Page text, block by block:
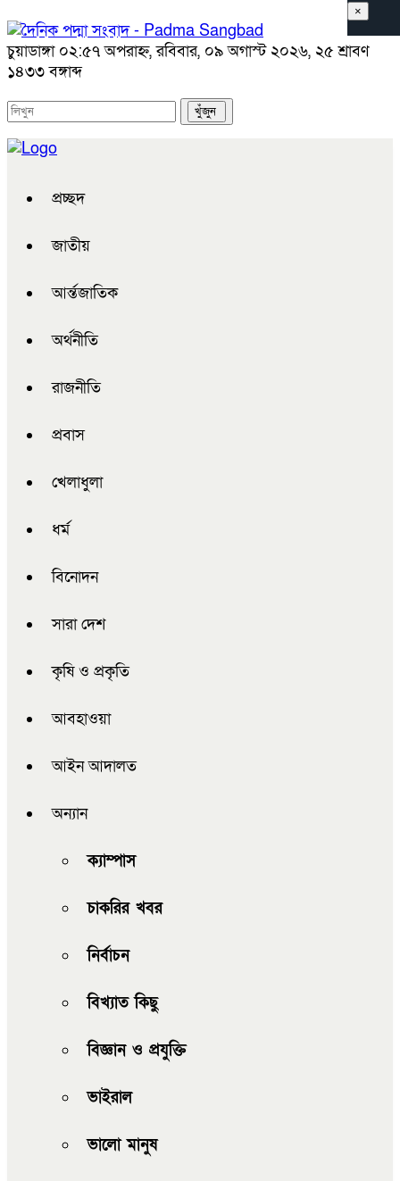
চুয়াডাঙ্গা ০২:৫৭ অপরাহ্ন, রবিবার, ০৯ অগাস্ট ২০২৬, ২৫ শ্রাবণ
১৪৩৩ বঙ্গাব্দ
প্রচ্ছদ
জাতীয়
আর্ন্তজাতিক
অর্থনীতি
রাজনীতি
প্রবাস
খেলাধুলা
ধর্ম
বিনোদন
সারা দেশ
কৃষি ও প্রকৃতি
আবহাওয়া
আইন আদালত
অন্যান
ক্যাম্পাস
চাকরির খবর
নির্বাচন
বিখ্যাত কিছু
বিজ্ঞান ও প্রযুক্তি
ভাইরাল
ভালো মানুষ
×